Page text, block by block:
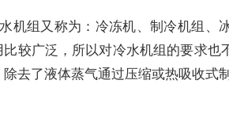
机组又称为：冷冻机、制冷机组、
比较广泛，所以对冷水机组的要求
去了液体蒸气通过压缩或热吸收式